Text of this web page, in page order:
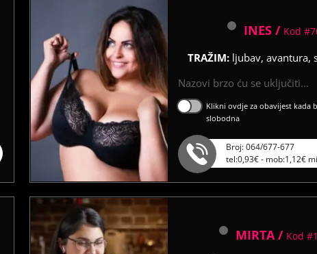
INES / Kod
TRAŽIM: ljubav, avantura,
Nazovi brzo ću se uključiti...
Klikni ovdje za obavijest kada
slobodna
Broj: 064/677-677
tel:0,93€ - mob:1,12€
MIRTA / Kod